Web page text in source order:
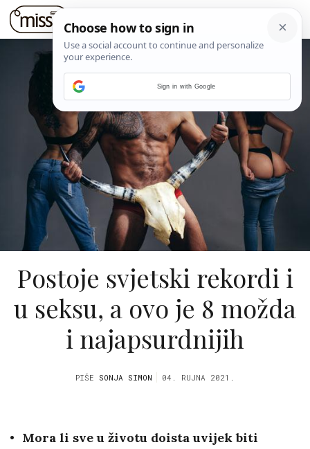
Postoje svjetski rekordi i
u seksu, a ovo je 8 možda
i najapsurdnijih
PIŠE SONJA SIMON 04. RUJNA 2021.
Mora li sve u životu doista uvijek biti
Sign in with Google